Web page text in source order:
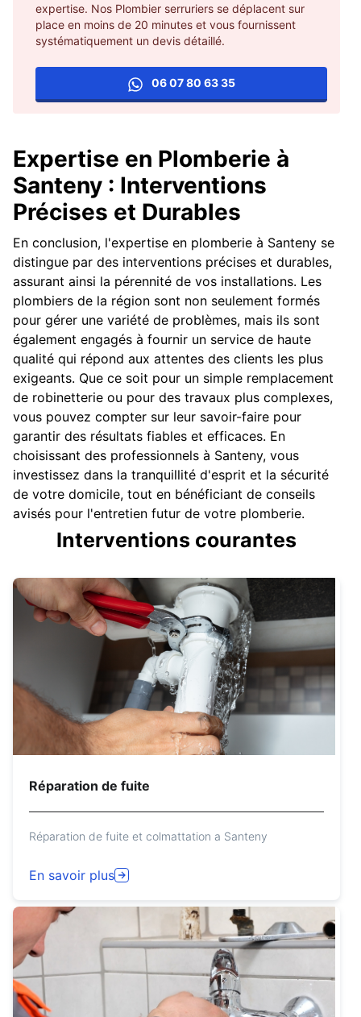
expertise. Nos Plombier serruriers se déplacent sur
place en moins de 20 minutes et vous fournissent
systématiquement un devis détaillé.
06 07 80 63 35
Expertise en Plomberie à
Santeny : Interventions
Précises et Durables
En conclusion, l'expertise en plomberie à Santeny se
distingue par des interventions précises et durables,
assurant ainsi la pérennité de vos installations. Les
plombiers de la région sont non seulement formés
pour gérer une variété de problèmes, mais ils sont
également engagés à fournir un service de haute
qualité qui répond aux attentes des clients les plus
exigeants. Que ce soit pour un simple remplacement
de robinetterie ou pour des travaux plus complexes,
vous pouvez compter sur leur savoir-faire pour
garantir des résultats fiables et efficaces. En
choisissant des professionnels à Santeny, vous
investissez dans la tranquillité d'esprit et la sécurité
de votre domicile, tout en bénéficiant de conseils
avisés pour l'entretien futur de votre plomberie.
Interventions courantes
Réparation de fuite
Réparation de fuite et colmattation a Santeny
En savoir plus